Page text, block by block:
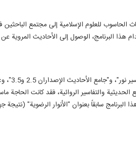
للعلوم الإسلامية إلى مجتمع
البرنامج، الوصول إلى الأحاديث المروية
سبق لمركز
والتفاسير الروائية، فقد كانت
البرنامج سابقاً بعنوان "الأنوار الرضوية"